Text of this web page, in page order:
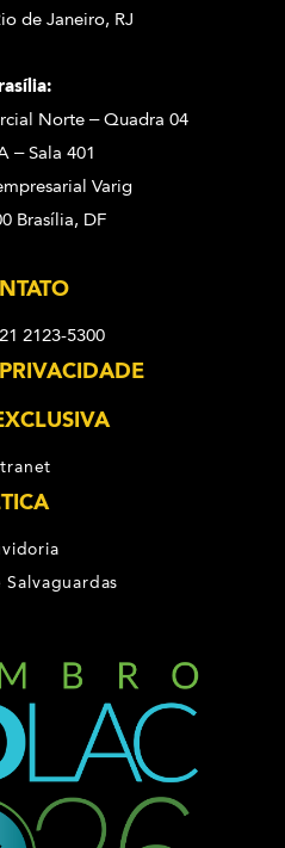
de Janeiro, RJ
Norte – Quadra 04
– Sala 401
Varig
Brasília, DF
2123-5300
Salvaguardas